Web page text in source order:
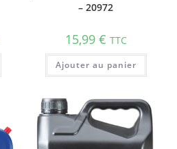
– 20972
15,99 € TTC
Ajouter au panier